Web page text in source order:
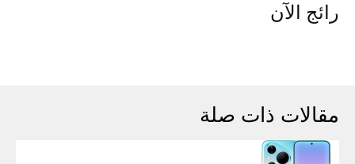
رائج الآن
مقالات ذات صلة